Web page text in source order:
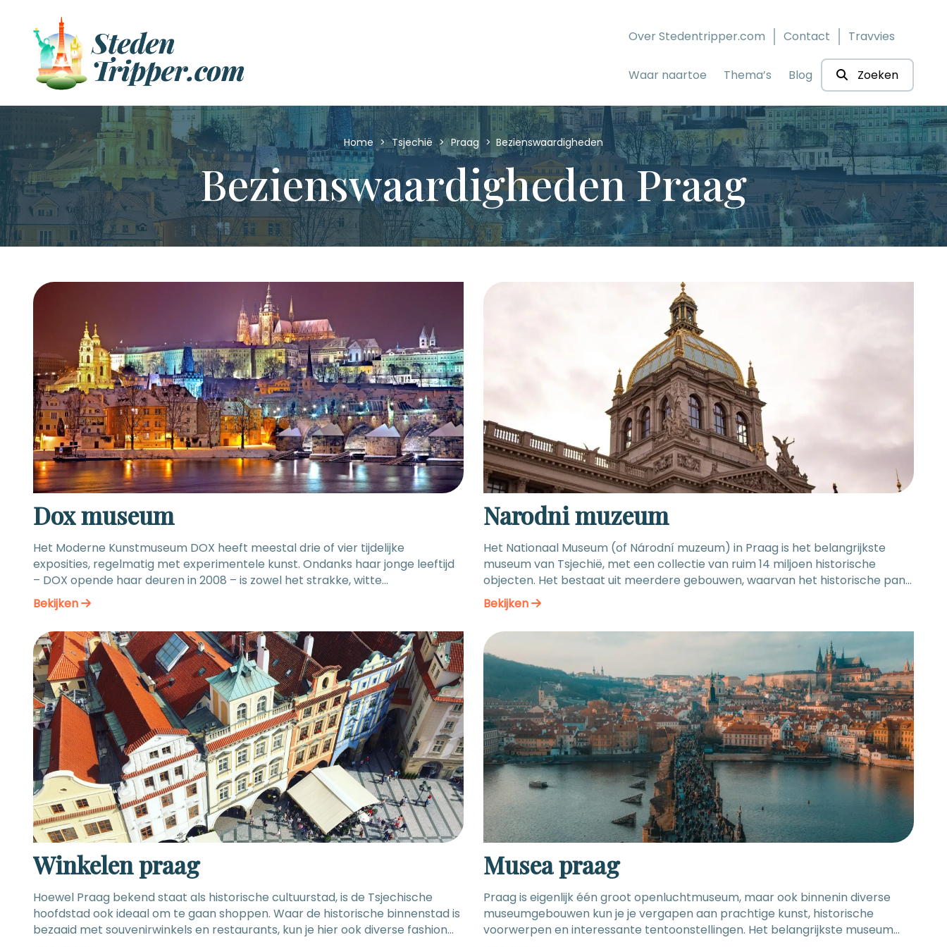
Over Stedentripper.com Contact Travvies
Waar naartoe Thema’s Blog Zoeken
Home > Tsjechië > Praag > Bezienswaardigheden
Bezienswaardigheden Praag
Dox museum
Het Moderne Kunstmuseum DOX heeft meestal drie of vier tijdelijke
exposities, regelmatig met experimentele kunst. Ondanks haar jonge leeftijd
– DOX opende haar deuren in 2008 – is zowel het strakke, witte
museumgebouw als het museum zelf al regelmatig in de prijzen gevallen. Om
DOX te bereiken neem je tram 12, 14 of 24, of stap uit bij halte Nádraží
Holešovice van metrolijn C (rood). Toegang kost ongeveer €6,50. Adres:
Poupětova 1, Praag 7 Openingstijden: Za, zo, ma: 10:00-18:00u, wo en vr: 11:00-
19:00u, do: 11:00-21:00u, di: gesloten Website: klik hier
Bekijken
Narodni muzeum
Het Nationaal Museum (of Národní muzeum) in Praag is het belangrijkste
museum van Tsjechië, met een collectie van ruim 14 miljoen historische
objecten. Het bestaat uit meerdere gebouwen, waarvan het historische pand
aan het Wenceslausplein het bekendste is, een ander gebouw staat hier pal
naast. In juni 2015 is een grondige renovatie van de museumgebouwen, na
jaren van werkzaamheden, eindelijk afgerond. Om de twee hoofdgebouwen
van het Nationaal Museum te bereiken neem je metrolijn A (groen) of C
(rood), en stap je uit bij halte Muzeum. Toegang kost ongeveer €6,50. Adres:
Václavské náměstí (Wenceslausplein) 68, Praag 1 Openingstijden: Do – di:
10:00 – 18:00u, wo: 9:00-18:00u Website: klik hier
Bekijken
Winkelen praag
Hoewel Praag bekend staat als historische cultuurstad, is de Tsjechische
hoofdstad ook ideaal om te gaan shoppen. Waar de historische binnenstad is
bezaaid met souvenirwinkels en restaurants, kun je hier ook diverse fashion
Musea praag
Praag is eigenlijk één groot openluchtmuseum, maar ook binnenin diverse
museumgebouwen kun je je vergapen aan prachtige kunst, historische
voorwerpen en interessante tentoonstellingen. Het belangrijkste museum